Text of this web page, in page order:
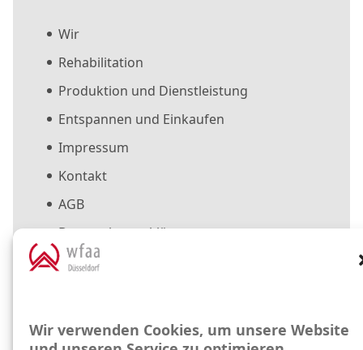
Wir verwenden Cookies, um unsere Website
Wir
Rehabilitation
Produktion und Dienstleistung
Entspannen und Einkaufen
Impressum
Kontakt
AGB
Datenschutzerklärung
Cookie-Richtlinie (EU)